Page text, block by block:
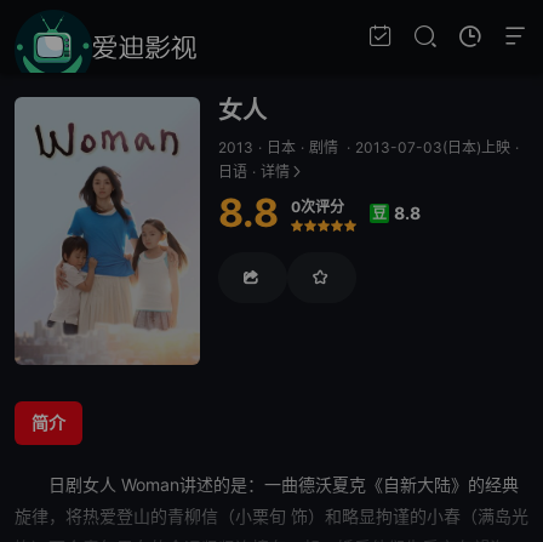
女人
2013 · 日本 · 剧情 · 2013-07-03(日本)上映 ·
日语 · 详情
8.8 0次评分
很差
较差
还行推荐力荐
豆 8.8
简介
日剧女人 Woman讲述的是：一曲德沃夏克《自新大陆》的经典
旋律，将热爱登山的青柳信（小栗旬 饰）和略显拘谨的小春（满岛光